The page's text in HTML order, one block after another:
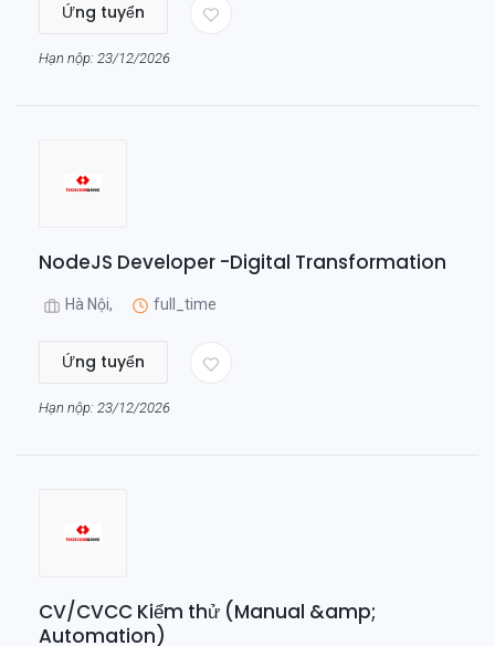
Ứng tuyển
Hạn nộp: 23/12/2026
NodeJS Developer -Digital Transformation
Hà Nội, full_time
Ứng tuyển
Hạn nộp: 23/12/2026
CV/CVCC Kiểm thử (Manual &amp;
Automation)